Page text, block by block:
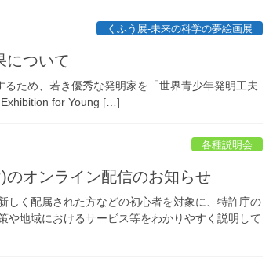
くふう展-未来の科学の夢絵画展
について
ため、若き優秀な発明家を「世界青少年発明工夫
for Young […]
各種説明会
オンライン配信のお知らせ
しく配属された方などの初心者を対象に、特許庁の
や地域におけるサービス等をわかりやすく説明して